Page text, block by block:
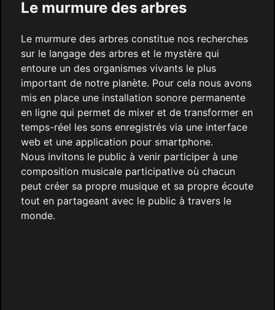
Le murmure des arbres
Le murmure des arbres constitue nos recherches
sur le langage des arbres et le mystère qui
entoure un des organismes vivants le plus
important de notre planète. Pour cela nous avons
mis en place une installation sonore permanente
en ligne qui permet de mixer et de transformer en
temps-réel les sons enregistrés via une interface
web et une application pour smartphone.
Nous invitons le public à venir participer à une
composition musicale participative où chacun
peut créer sa propre musique et sa propre écoute
tout en partageant avec le public à travers le
monde.